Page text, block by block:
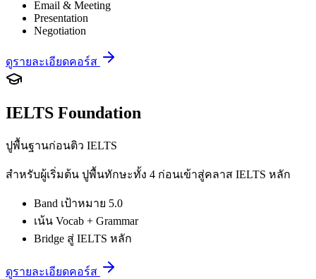
Email & Meeting
Presentation
Negotiation
ดูรายละเอียดคอร์ส
IELTS Foundation
ปูพื้นฐานก่อนติว IELTS
สำหรับผู้เริ่มต้น ปูพื้นทักษะทั้ง 4 ก่อนเข้าสู่คลาส IELTS หลัก
Band เป้าหมาย 5.0
เน้น Vocab + Grammar
Bridge สู่ IELTS หลัก
ดูรายละเอียดคอร์ส